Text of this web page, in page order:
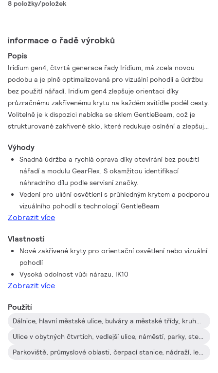
8 položky/položek
informace o řadě výrobků
Popis
Iridium gen4, čtvrtá generace řady Iridium, má zcela novou
podobu a je plně optimalizovaná pro vizuální pohodlí a údržbu
bez použití nářadí. Iridium gen4 zlepšuje orientaci díky
průzračnému zakřivenému krytu na každém svítidle podél cesty.
Volitelně je k dispozici nabídka se sklem GentleBeam, což je
strukturované zakřivené sklo, které redukuje oslnění a zlepšuje
Svítidlo je vybaveno novým modulem GearFlex, který stačí
zapojit a je okamžitě připraven k použití. To zajišťuje
zjednodušenou údržbu a proces opravy s použitím náhradních
dílů. Toto zcela přepracované svítidlo má podobně jako u řady
Luma gen2 otevírání bez nutnosti použití nářadí. Veškeré
elektrické součásti se nacházejí ve snadno přístupné schránce
v těle modulu, která zaručuje snadnou manipulaci. Došlo
nářadí umožňuje snazší přístup k součástem předřadníku.
Iridium gen4 nabízí veškerou konektivitu a možnosti regulace,
které jsou v současnosti k dispozici. Díky rozhraní System
Ready je možné svítidla spárovat nejen se systémy pro správu
osvětlení jako například Interact City, ale i se stávajícími
k veškeré související dokumentaci. Jako společnost, která si
uvědomuje vliv světla na životní prostředí a biodiverzitu, jsme
řadu Iridium gen4 vybavili speciálními světelnými schématy,
Výhody
Snadná údržba a rychlá oprava díky otevírání bez použití
nářadí a modulu GearFlex. S okamžitou identifikací
náhradního dílu podle servisní značky.
Vedení pro uliční osvětlení s průhledným krytem a podporou
vizuálního pohodlí s technologií GentleBeam
Zobrazit více
Vlastnosti
Nové zakřivené kryty pro orientační osvětlení nebo vizuální
pohodlí
Vysoká odolnost vůči nárazu, IK10
Zobrazit více
Použití
Dálnice, hlavní městské ulice, bulváry a městské třídy, kruhové objezdy, přechody pro chodce
Ulice v obytných čtvrtích, vedlejší ulice, náměstí, parky, stezky pro cyklisty a chodce, hřiště
Parkoviště, průmyslové oblasti, čerpací stanice, nádraží, letiště, přístavy, vodní trasy